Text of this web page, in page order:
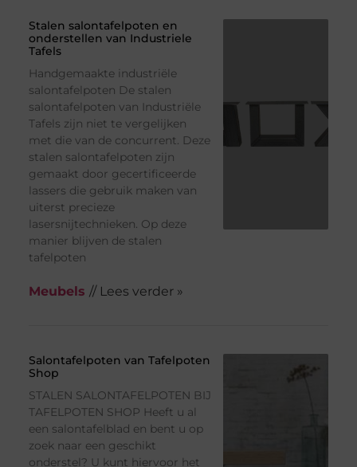
Stalen salontafelpoten en
onderstellen van Industriele
Tafels
Handgemaakte industriële
salontafelpoten De stalen
salontafelpoten van Industriële
Tafels zijn niet te vergelijken
met die van de concurrent. Deze
stalen salontafelpoten zijn
gemaakt door gecertificeerde
lassers die gebruik maken van
uiterst precieze
lasersnijtechnieken. Op deze
manier blijven de stalen
tafelpoten
Meubels // Lees verder »
Salontafelpoten van Tafelpoten
Shop
STALEN SALONTAFELPOTEN BIJ
TAFELPOTEN SHOP Heeft u al
een salontafelblad en bent u op
zoek naar een geschikt
onderstel? U kunt hiervoor het